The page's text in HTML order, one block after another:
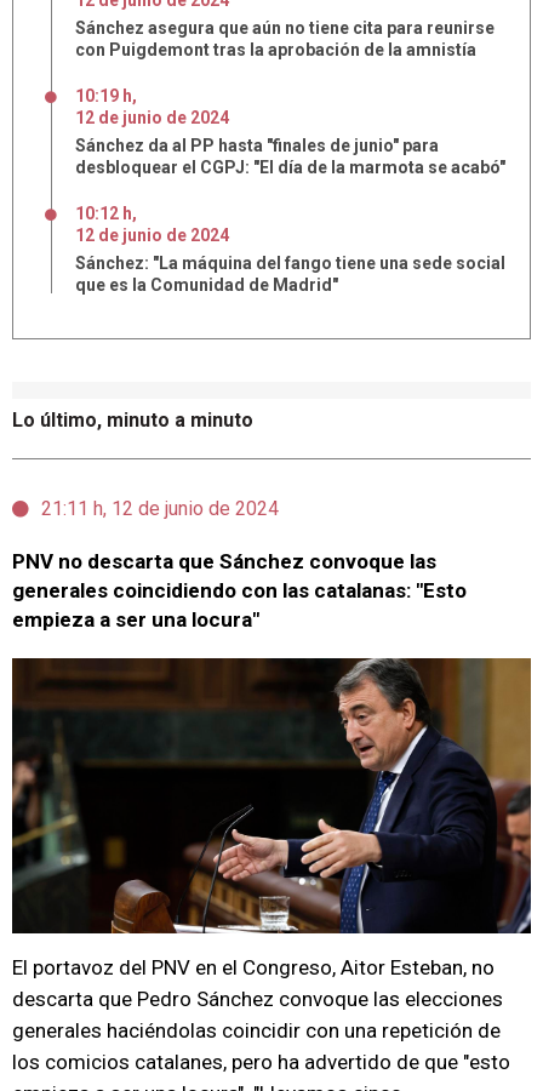
Lo último, minuto a minuto
21:11 h, 12 de junio de 2024
PNV no descarta que Sánchez convoque las
generales coincidiendo con las catalanas: "Esto
empieza a ser una locura"
El portavoz del PNV en el Congreso, Aitor Esteban, no
descarta que Pedro Sánchez convoque las elecciones
generales haciéndolas coincidir con una repetición de
los comicios catalanes, pero ha advertido de que "esto
Sánchez asegura que aún no tiene cita para reunirse
con Puigdemont tras la aprobación de la amnistía
10:19 h,
12 de junio de 2024
Sánchez da al PP hasta "finales de junio" para
desbloquear el CGPJ: "El día de la marmota se acabó"
10:12 h,
12 de junio de 2024
Sánchez: "La máquina del fango tiene una sede social
que es la Comunidad de Madrid"